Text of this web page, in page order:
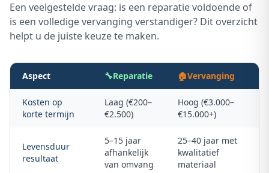
Een veelgestelde vraag: is een reparatie voldoende of
is een volledige vervanging verstandiger? Dit overzicht
helpt u de juiste keuze te maken.
Aspect 🔧Reparatie 🏠Vervanging
Kosten op
korte termijn
Laag (€200–
€2.500)
Hoog (€3.000–
€15.000+)
Levensduur
resultaat
5–15 jaar
afhankelijk
van omvang
25–40 jaar met
kwalitatief
materiaal